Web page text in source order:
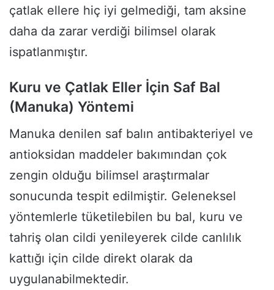
çatlak ellere hiç iyi gelmediği, tam aksine
daha da zarar verdiği bilimsel olarak
ispatlanmıştır.
Kuru ve Çatlak Eller İçin Saf Bal
(Manuka) Yöntemi
Manuka denilen saf balın antibakteriyel ve
antioksidan maddeler bakımından çok
zengin olduğu bilimsel araştırmalar
sonucunda tespit edilmiştir. Geleneksel
yöntemlerle tüketilebilen bu bal, kuru ve
tahriş olan cildi yenileyerek cilde canlılık
kattığı için cilde direkt olarak da
uygulanabilmektedir.